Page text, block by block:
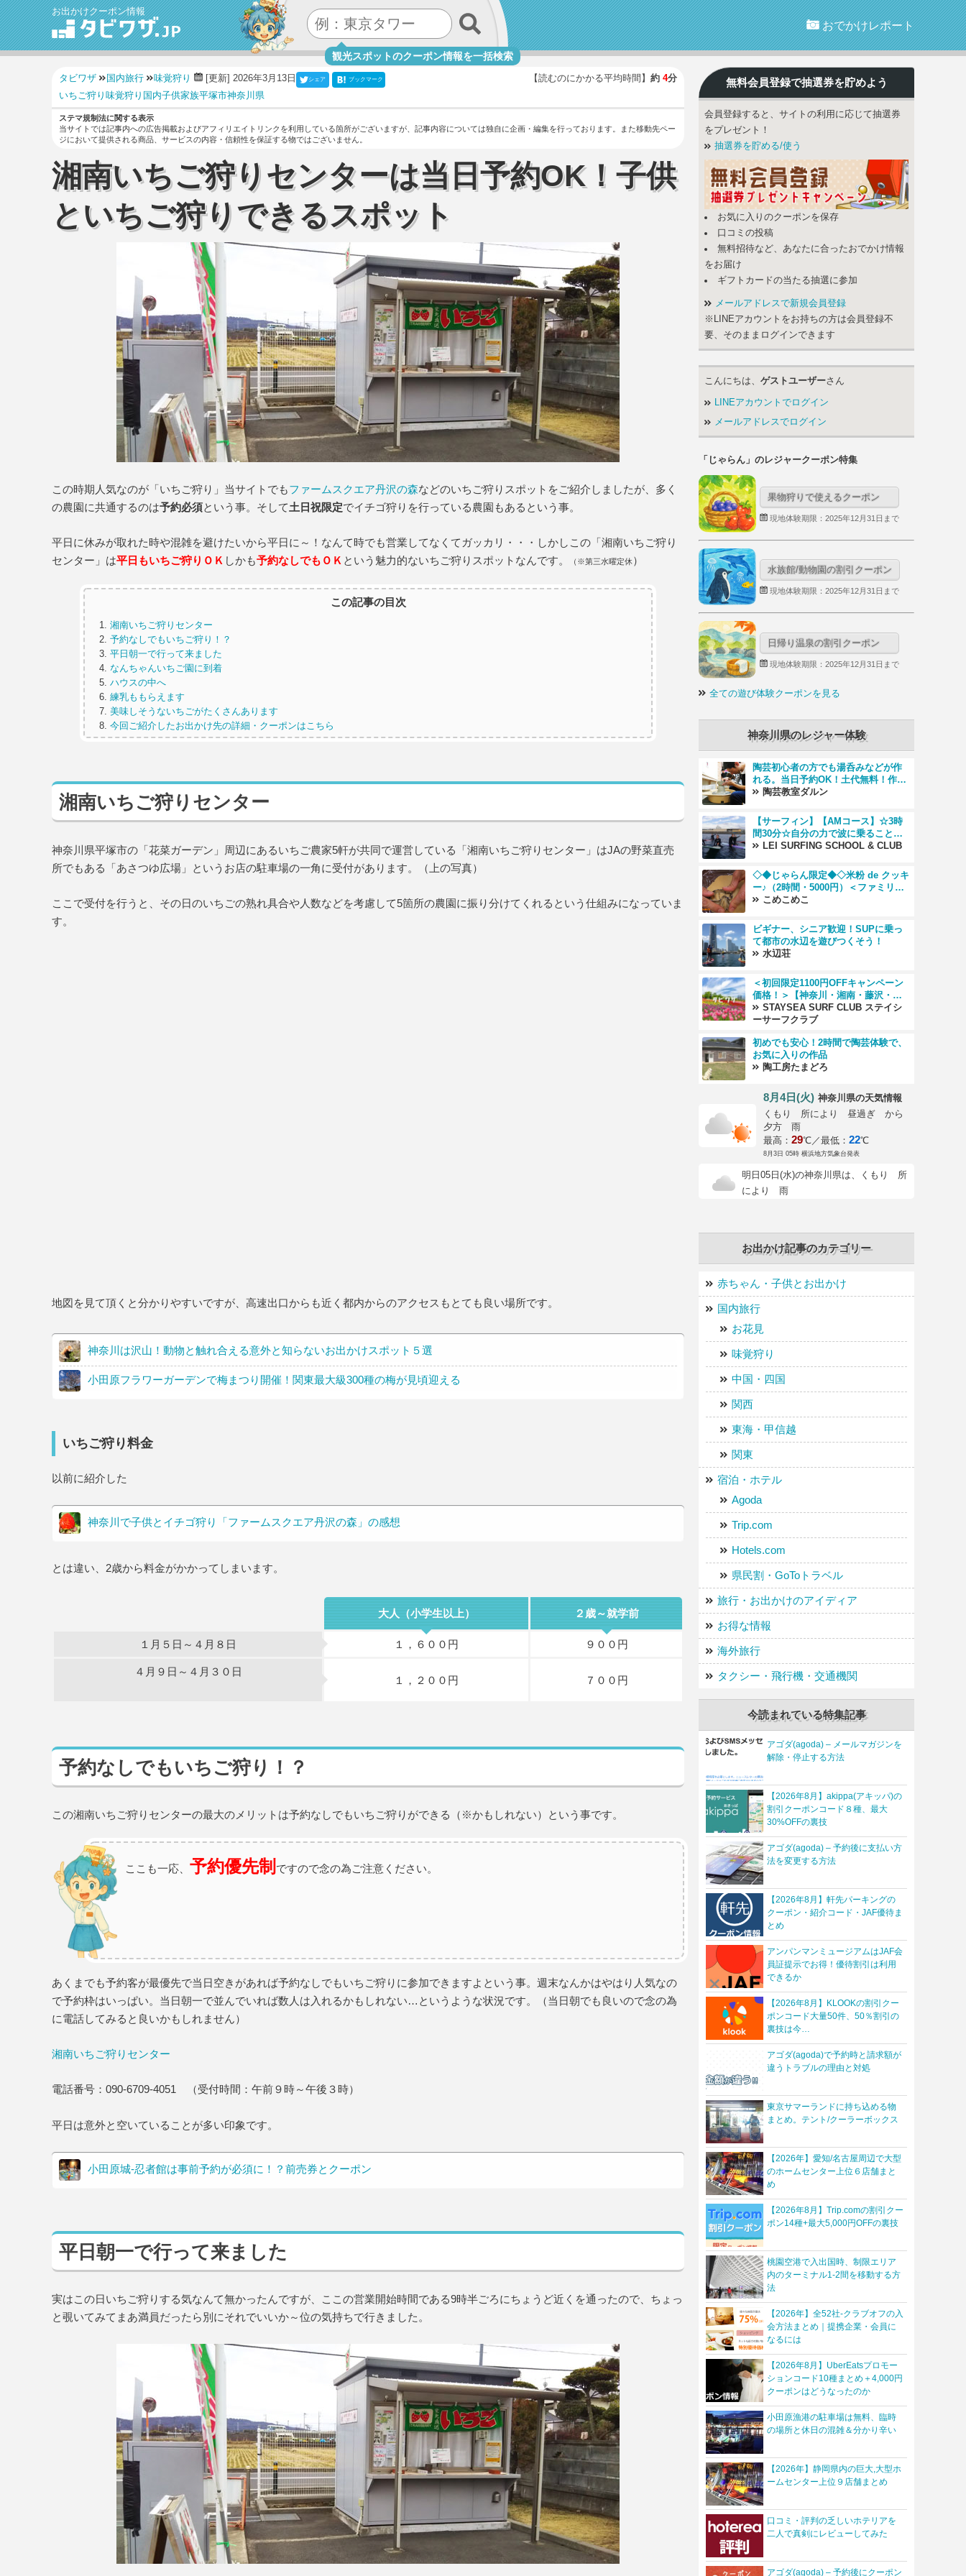
お出かけクーポン情報
観光スポットのクーポン情報を一括検索
おでかけレポート
タビワザ 国内旅行 味覚狩り [更新] 2026年3月13日 【読むのにかかる平均時間】 約 4分
シェア ブックマーク
いちご狩り 味覚狩り 国内子供家族平塚市神奈川県
ステマ規制法に関する表示
当サイトでは記事内への広告掲載およびアフィリエイトリンクを利用している箇所がございますが、記事内容については独自に企画・編集を行っております。
また移動先ペー
ジにおいて提供される商品、サービスの内容・信頼性を保証する物ではございません。
湘南いちご狩りセンターは当日予約OK！子供
といちご狩りできるスポット
この時期人気なのが「いちご狩り」当サイトでもファームスクエア丹沢の森などのいちご狩りスポットをご紹介しましたが、多く
の農園に共通するのは予約必須という事。そして土日祝限定でイチゴ狩りを行っている農園もあるという事。
平日に休みが取れた時や混雑を避けたいから平日に～！なんて時でも営業してなくてガッカリ・・・しかしこの「湘南いちご狩り
センター」は平日もいちご狩りＯＫ しかも予約なしでもＯＫ という魅力的ないちご狩りスポットなんです。 （※第三水曜定休 ）
この記事の目次
湘南いちご狩りセンター
予約なしでもいちご狩り！？
平日朝一で行って来ました
なんちゃんいちご園に到着
ハウスの中へ
練乳ももらえます
美味しそうないちごがたくさんあります
今回ご紹介したお出かけ先の詳細・クーポンはこちら
湘南いちご狩りセンター
神奈川県平塚市の「花菜ガーデン」周辺にあるいちご農家5軒が共同で運営している「湘南いちご狩りセンター」はJAの野菜直売
所でもある「あさつゆ広場」というお店の駐車場の一角に受付があります。（上の写真）
ここで受付を行うと、その日のいちごの熟れ具合や人数などを考慮して5箇所の農園に振り分けてくれるという仕組みになっていま
す。
地図を見て頂くと分かりやすいですが、高速出口からも近く都内からのアクセスもとても良い場所です。
神奈川は沢山！動物と触れ合える意外と知らないお出かけスポット５選
小田原フラワーガーデンで梅まつり開催！関東最大級300種の梅が見頃迎える
いちご狩り料金
以前に紹介した
神奈川で子供とイチゴ狩り「ファームスクエア丹沢の森」の感想
とは違い、2歳から料金がかかってしまいます。
大人（小学生以上） ２歳～就学前
１月５日～４月８日 １，６００円 ９００円
４月９日～４月３０日
１，２００円 ７００円
予約なしでもいちご狩り！？
この湘南いちご狩りセンターの最大のメリットは予約なしでもいちご狩りができる（※かもしれない）という事です。
ここも一応、 予約優先制 ですので念の為ご注意ください。
あくまでも予約客が最優先で当日空きがあれば予約なしでもいちご狩りに参加できますよという事。週末なんかはやはり人気なの
で予約枠はいっぱい。当日朝一で並んでいれば数人は入れるかもしれない…というような状況です。（当日朝でも良いので念の為
に電話してみると良いかもしれません）
湘南いちご狩りセンター
電話番号：090-6709-4051 （受付時間：午前９時～午後３時）
平日は意外と空いていることが多い印象です。
小田原城-忍者館は事前予約が必須に！？前売券とクーポン
平日朝一で行って来ました
実はこの日いちご狩りする気なんて無かったんですが、ここの営業開始時間である9時半ごろにちょうど近くを通ったので、ちょっ
と覗いてみてまあ満員だったら別にそれでいいか～位の気持ちで行きました。
無料会員登録で抽選券を貯めよう
会員登録すると、サイトの利用に応じて抽選券
をプレゼント！
抽選券を貯める/使う
お気に入りのクーポンを保存
口コミの投稿
無料招待など、あなたに合ったおでかけ情報
をお届け
ギフトカードの当たる抽選に参加
メールアドレスで新規会員登録
※LINEアカウントをお持ちの方は会員登録不
要、そのままログインできます
こんにちは、 ゲストユーザーさん
LINEアカウントでログイン
メールアドレスでログイン
「じゃらん」のレジャークーポン特集
果物狩りで使えるクーポン
現地体験期限：2025年12月31日まで
水族館/動物園の割引クーポン
現地体験期限：2025年12月31日まで
日帰り温泉の割引クーポン
現地体験期限：2025年12月31日まで
全ての遊び体験クーポンを見る
神奈川県のレジャー体験
陶芸初心者の方でも湯呑みなどが作
れる。当日予約OK！土代無料！作る
だけでも楽しめる！【神奈川・横
陶芸教室ダルン
【サーフィン】【AMコース】☆3時
間30分☆自分の力で波に乗ることを
めざす！＜初心者サーフィンスクー
LEI SURFING SCHOOL & CLUB
◇◆じゃらん限定◆◇米粉 de クッキ
ー♪（2時間・5000円）＜ファミリ
ー・カップルおすすめ♪＞
こめこめこ
ビギナー、シニア歓迎！SUPに乗っ
て都市の水辺を遊びつくそう！
水辺荘
＜初回限定1100円OFFキャンペーン
価格！＞【神奈川・湘南・藤沢・サ
ーフィン】未経験者・初心者大歓迎
のサーフィンスクール！海が目の前
STAYSEA SURF CLUB ステイシ
ーサーフクラブ
初めでも安心！2時間で陶芸体験で、
お気に入りの作品
陶工房たまどろ
8月4日(火) 神奈川県の天気情報
くもり 所により 昼過ぎ から
夕方 雨
最高： 29℃／最低： 22℃
8月3日 05時 横浜地方気象台発表
明日05日(水)の神奈川県は、くもり 所
により 雨
お出かけ記事のカテゴリー
赤ちゃん・子供とお出かけ
国内旅行
お花見
味覚狩り
中国・四国
関西
東海・甲信越
関東
宿泊・ホテル
Agoda
Trip.com
Hotels.com
県民割・GoToトラベル
旅行・お出かけのアイディア
お得な情報
海外旅行
タクシー・飛行機・交通機関
今読まれている特集記事
アゴダ(agoda) – メールマガジンを
解除・停止する方法
【2026年8月】akippa(アキッパ)の
割引クーポンコード８種、最大
30%OFFの裏技
アゴダ(agoda) – 予約後に支払い方
法を変更する方法
【2026年8月】軒先パーキングの
クーポン・紹介コード・JAF優待ま
とめ
アンパンマンミュージアムはJAF会
員証提示でお得！優待割引は利用
できるか
【2026年8月】KLOOKの割引クー
ポンコード大量50件、50％割引の
裏技は今…
アゴダ(agoda)で予約時と請求額が
違うトラブルの理由と対処
東京サマーランドに持ち込める物
まとめ。テント/クーラーボックス
【2026年】愛知/名古屋周辺で大型
のホームセンター上位６店舗まと
め
【2026年8月】Trip.comの割引クー
ポン14種+最大5,000円OFFの裏技
桃園空港で入出国時、制限エリア
内のターミナル1-2間を移動する方
法
【2026年】全52社-クラブオフの入
会方法まとめ｜提携企業・会員に
なるには
【2026年8月】UberEatsプロモー
ションコード10種まとめ＋4,000円
クーポンはどうなったのか
小田原漁港の駐車場は無料、臨時
の場所と休日の混雑＆分かり辛い
【2026年】静岡県内の巨大,大型ホ
ームセンター上位９店舗まとめ
口コミ・評判の乏しいホテリアを
二人で真剣にレビューしてみた
アゴダ(agoda) – 予約後にクーポン